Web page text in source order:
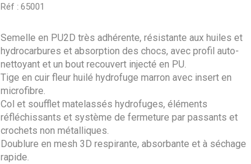
Réf : 65001
Semelle en PU2D très adhérente, résistante aux huiles et
hydrocarbures et absorption des chocs, avec profil auto-
nettoyant et un bout recouvert injecté en PU.
Tige en cuir fleur huilé hydrofuge marron avec insert en
microfibre.
Col et soufflet matelassés hydrofuges, éléments
réfléchissants et système de fermeture par passants et
crochets non métalliques.
Doublure en mesh 3D respirante, absorbante et à séchage
rapide.